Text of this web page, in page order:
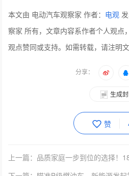
本文由 电动汽车观察家 作者： 电观
察家 所有，文章内容系作者个人观点
观点赞同或支持。如需转载，请注明文
分享：
生成
赞
上一篇：品质家庭一步到位的选择！